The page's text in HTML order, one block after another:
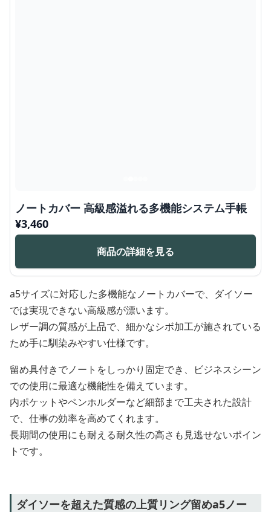
ノートカバー 高級感溢れる多機能システム手帳
¥3,460
商品の詳細を見る
a5サイズに対応した多機能なノートカバーで、ダイソー
では実現できない高級感が漂います。
レザー調の質感が上品で、細かなシボ加工が施されている
ため手に馴染みやすい仕様です。
留め具付きでノートをしっかり固定でき、ビジネスシーン
での使用に最適な機能性を備えています。
内ポケットやペンホルダーなど細部まで工夫された設計
で、仕事の効率を高めてくれます。
長期間の使用にも耐える耐久性の高さも見逃せないポイン
トです。
ダイソーを超えた質感の上質リング留めa5ノー